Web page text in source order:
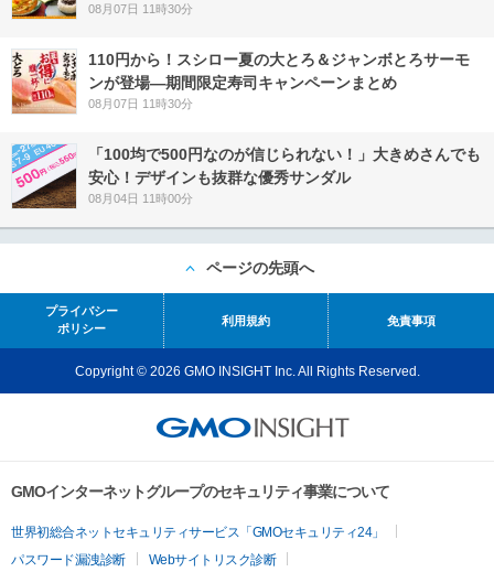
08月07日 11時30分
110円から！スシロー夏の大とろ＆ジャンボとろサーモ
ンが登場―期間限定寿司キャンペーンまとめ
08月07日 11時30分
「100均で500円なのが信じられない！」大きめさんでも
安心！デザインも抜群な優秀サンダル
08月04日 11時00分
ページの先頭へ
プライバシー
ポリシー
利用規約 免責事項
Copyright © 2026 GMO INSIGHT Inc. All Rights Reserved.
GMOインターネットグループのセキュリティ事業について
世界初総合ネットセキュリティサービス「GMOセキュリティ24」
パスワード漏洩診断
Webサイトリスク診断